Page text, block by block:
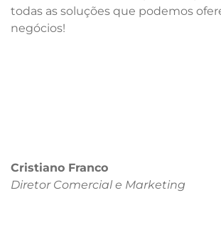
todas as soluções que podemos
negócios!
Cristiano Franco
Diretor Comercial e Marketing